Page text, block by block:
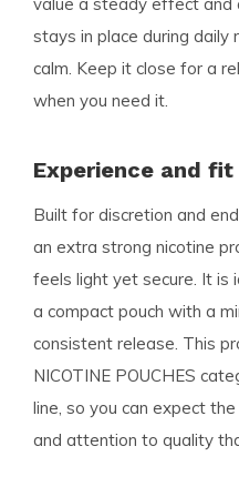
stays in place during
calm. Keep it close for a
when you need it.
Experience and fit
Built for discretion and
an extra strong nicotine
feels light yet secure. It is
a compact pouch with a
consistent release. This
NICOTINE POUCHES
line, so you can expect
and attention to quality